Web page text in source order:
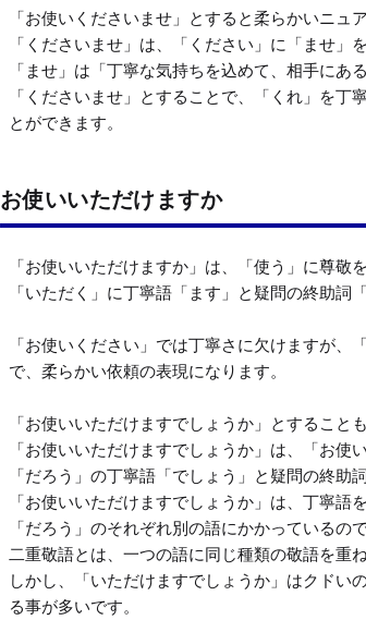
「お使いくださいませ」とすると柔らかいニュ
「くださいませ」は、「ください」に「ませ」
「ませ」は「丁寧な気持ちを込めて、相手にあ
「くださいませ」とすることで、「くれ」を
とができます。
お使いいただけますか
「お使いいただけますか」は、「使う」に尊
「いただく」に丁寧語「ます」と疑問の終助詞
「お使いください」では丁寧さに欠けますが
で、柔らかい依頼の表現になります。
「お使いいただけますでしょうか」とすること
「お使いいただけますでしょうか」は、「お使
「だろう」の丁寧語「でしょう」と疑問の終助
「お使いいただけますでしょうか」は、丁寧語
「だろう」のそれぞれ別の語にかかっているの
二重敬語とは、一つの語に同じ種類の敬語を重
しかし、「いただけますでしょうか」はクドい
る事が多いです。